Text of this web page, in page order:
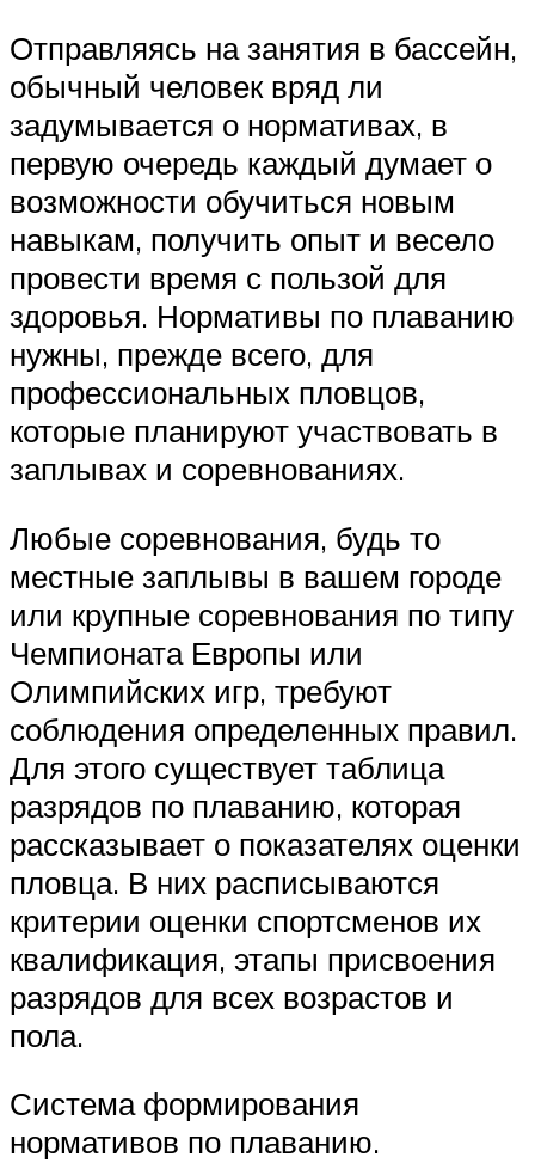
Отправляясь на занятия в бассейн,
обычный человек вряд ли
задумывается о нормативах, в
первую очередь каждый думает о
возможности обучиться новым
навыкам, получить опыт и весело
провести время с пользой для
здоровья. Нормативы по плаванию
нужны, прежде всего, для
профессиональных пловцов,
которые планируют участвовать в
заплывах и соревнованиях.
Любые соревнования, будь то
местные заплывы в вашем городе
или крупные соревнования по типу
Чемпионата Европы или
Олимпийских игр, требуют
соблюдения определенных правил.
Для этого существует таблица
разрядов по плаванию, которая
рассказывает о показателях оценки
пловца. В них расписываются
критерии оценки спортсменов их
квалификация, этапы присвоения
разрядов для всех возрастов и
пола.
Система формирования
нормативов по плаванию.